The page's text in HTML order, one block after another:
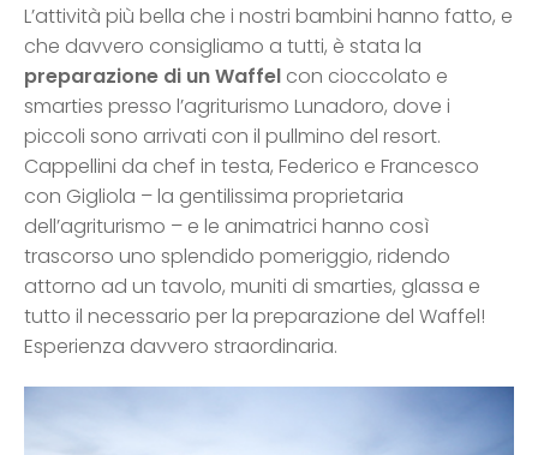
L’attività più bella che i nostri bambini hanno fatto, e
che davvero consigliamo a tutti, è stata la
preparazione di un Waffel con cioccolato e
smarties presso l’agriturismo Lunadoro, dove i
piccoli sono arrivati con il pullmino del resort.
Cappellini da chef in testa, Federico e Francesco
con Gigliola – la gentilissima proprietaria
dell’agriturismo – e le animatrici hanno così
trascorso uno splendido pomeriggio, ridendo
attorno ad un tavolo, muniti di smarties, glassa e
tutto il necessario per la preparazione del Waffel!
Esperienza davvero straordinaria.